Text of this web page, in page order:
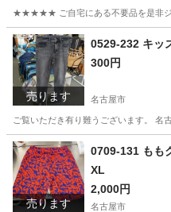
★★★★★ ご自宅にある不要品を是非ジ
愛知 名古屋市
売ります
0529-232 キ
300円
名古屋市
ご覧いただき有り難うございます。
愛知 名古屋市 スポーツウェア
売ります
0709-131 もも
XL
2,000円
名古屋市